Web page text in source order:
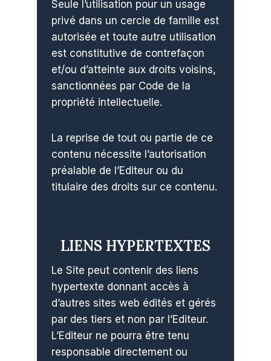
Seule l’utilisation pour un usage
privé dans un cercle de famille est
autorisée et toute autre utilisation
est constitutive de contrefaçon
et/ou d’atteinte aux droits voisins,
sanctionnées par Code de la
propriété intellectuelle.
La reprise de tout ou partie de ce
contenu nécessite l’autorisation
préalable de l’Editeur ou du
titulaire des droits sur ce contenu.
LIENS HYPERTEXTES
Le Site peut contenir des liens
hypertexte donnant accès à
d’autres sites web édités et gérés
par des tiers et non par l’Editeur.
L’Editeur ne pourra être tenu
responsable directement ou